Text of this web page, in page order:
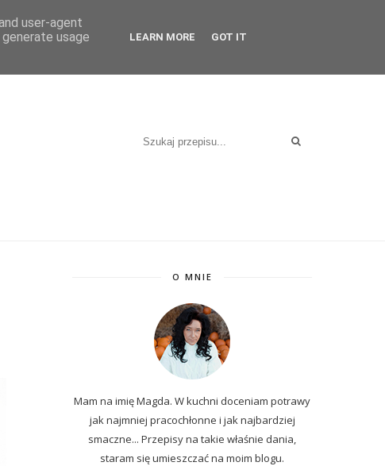
O MNIE
Mam na imię Magda. W kuchni doceniam potrawy
jak najmniej pracochłonne i jak najbardziej
smaczne... Przepisynatakie właśnie dania,
staram się umieszczać na moim blogu.
user-agent
usage
LEARN MORE GOT IT